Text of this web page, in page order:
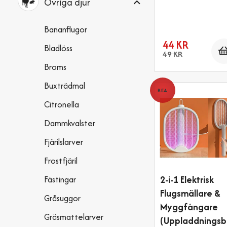
Bananflugor
Bladlöss
Broms
Buxträdmal
Citronella
Dammkvalster
Fjärilslarver
Frostfjäril
Fästingar
Gråsuggor
Gräsmattelarver
44 KR
49 KR
REA
2-i-1 Elektrisk
Flugsmällare &
Myggfångare